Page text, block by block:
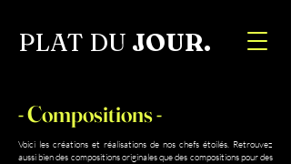
PLAT DU JOUR.
- Compositions -
Voici les créations et réalisations de nos chefs étoilés. Retrouvez
aussi bien des compositions originales que des compositions pour des